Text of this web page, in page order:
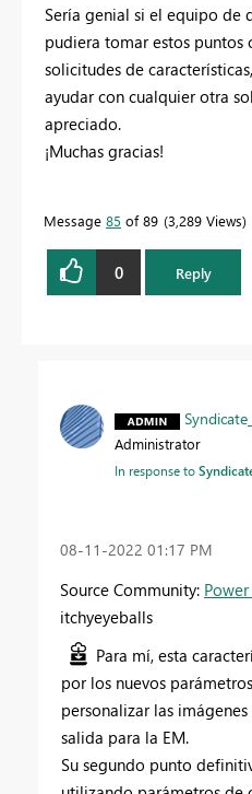
Sería genial si el equipo de
pudiera tomar estos
solicitudes de
ayudar con cualquier otra
apreciado.
¡Muchas gracias!
Message 85 of 89 3,289 Views
0 Reply
Administrator
In response to
‎08-11-2022 01:17 PM
Source Community: Power
itchyeyeballs
Para mí, esta
por los nuevos
personalizar las
salida para la EM.
Su segundo punto